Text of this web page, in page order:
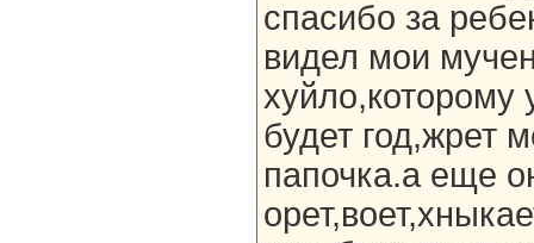
спасибо за
видел мои
хуйло,которому
будет год,жрет
папочка.а еще